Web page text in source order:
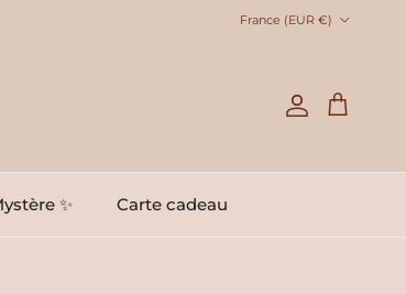
France (EUR €)
ComptePanier
✨ Carte cadeau